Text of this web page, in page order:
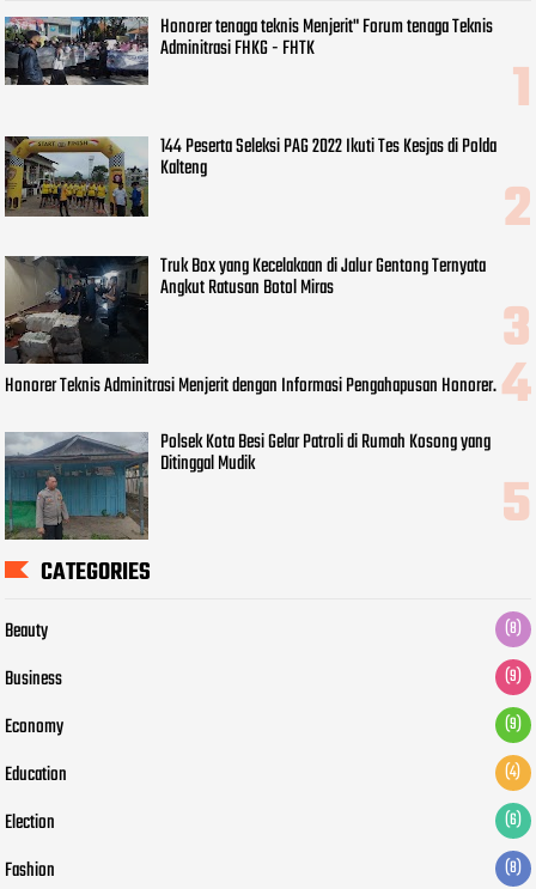
Honorer tenaga teknis Menjerit" Forum tenaga Teknis
Adminitrasi FHKG - FHTK
144 Peserta Seleksi PAG 2022 Ikuti Tes Kesjas di Polda
Kalteng
Truk Box yang Kecelakaan di Jalur Gentong Ternyata
Angkut Ratusan Botol Miras
Honorer Teknis Adminitrasi Menjerit dengan Informasi Pengahapusan Honorer.
Polsek Kota Besi Gelar Patroli di Rumah Kosong yang
Ditinggal Mudik
CATEGORIES
Beauty (8)
Business (9)
Economy (9)
Education (4)
Election (6)
Fashion (8)